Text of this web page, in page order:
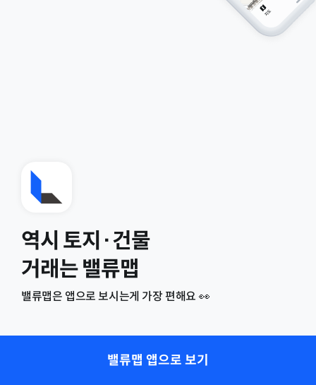
역시 토지·건물
거래는 밸류맵
밸류맵은 앱으로 보시는게 가장 편해요 👀
밸류맵 앱으로 보기